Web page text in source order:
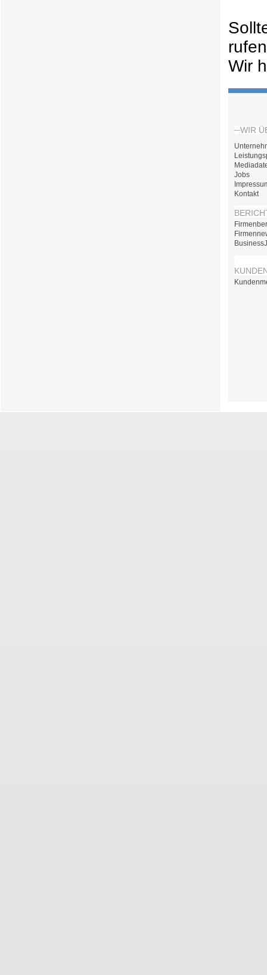
Wir
WIR
Jobs
Kontakt